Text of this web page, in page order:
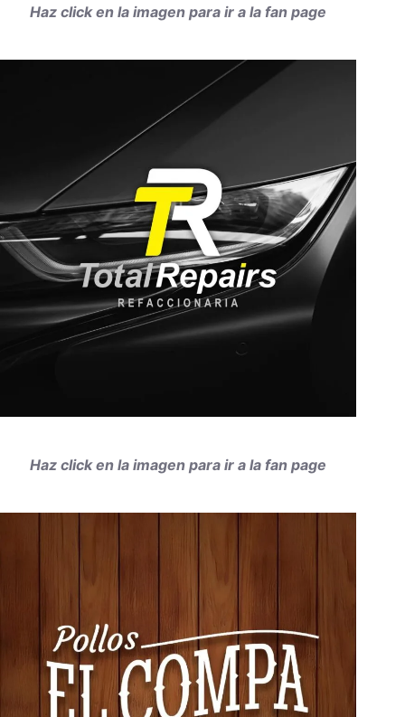
Haz click en la imagen para ir a la fan page
Haz click en la imagen para ir a la fan page